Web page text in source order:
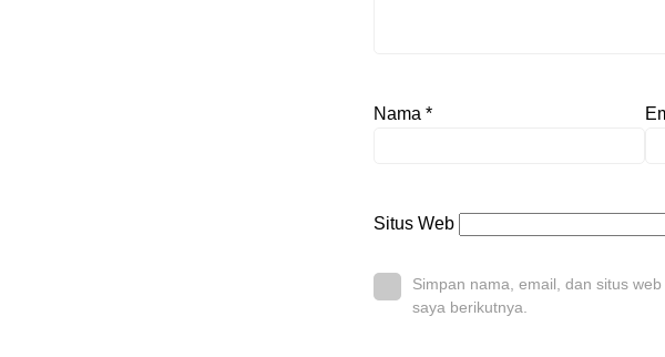
Nama *
Situs Web
Simpan nama, email, dan situs
saya berikutnya.